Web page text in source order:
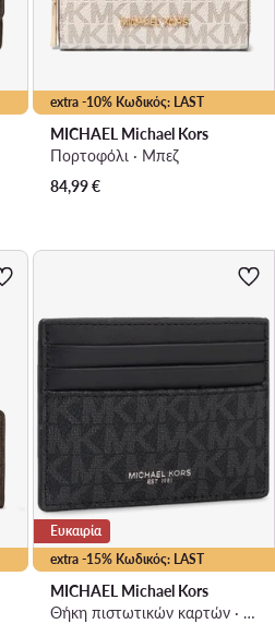
extra -10% Κωδικός: LAST
MICHAEL Michael Kors
Πορτοφόλι · Μπεζ
84,99€
extra -15% Κωδικός: LAST
Ευκαιρία
MICHAEL Michael Kors
Θήκη πιστωτικών καρτών · Μαύρο